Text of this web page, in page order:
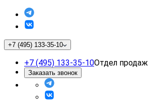
+7 (495) 133-35-10
+7 (495) 133-35-10Отдел продаж
Заказать звонок